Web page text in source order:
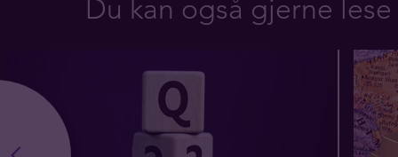
Du kan også gjerne lese